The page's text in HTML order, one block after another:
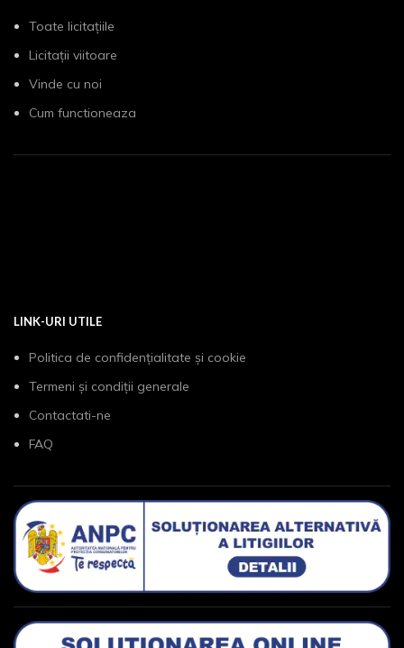
Toate licitațiile
Licitații viitoare
Vinde cu noi
Cum functioneaza
LINK-URI UTILE
Politica de confidențialitate și cookie
Termeni și condiții generale
Contactati-ne
FAQ